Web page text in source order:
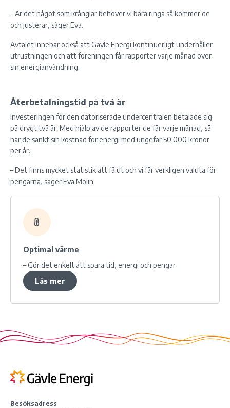
– Är det något som krånglar behöver vi bara ringa så kommer de
och justerar, säger Eva.
Avtalet innebär också att Gävle Energi kontinuerligt underhåller
utrustningen och att föreningen får rapporter varje månad över
sin energianvändning.
Återbetalningstid på två år
Investeringen för den datoriserade undercentralen betalade sig
på drygt två år. Med hjälp av de rapporter de får varje månad, så
har de sänkt sin kostnad för energi med ungefär 50 000 kronor
per år.
– Det finns mycket statistik att få ut och vi får verkligen valuta för
pengarna, säger Eva Molin.
Optimal värme
– Gör det enkelt att spara tid, energi och pengar
Läs mer
Besöksadress